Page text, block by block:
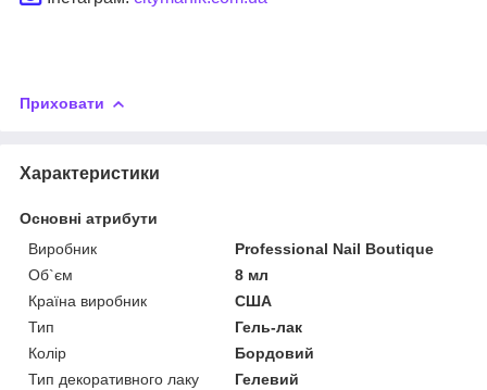
Приховати
Характеристики
Основні атрибути
Виробник
Professional Nail Boutique
Об`єм
8 мл
Країна виробник
США
Тип
Гель-лак
Колір
Бордовий
Тип декоративного лаку
Гелевий